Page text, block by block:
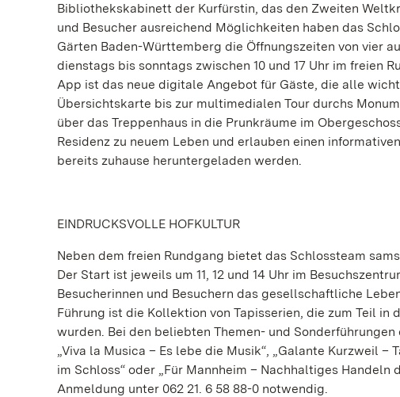
Bibliothekskabinett der Kurfürstin, das den Zweiten
und Besucher ausreichend Möglichkeiten haben das
Gärten Baden-Württemberg die Öffnungszeiten von vier
dienstags bis sonntags zwischen 10 und 17 Uhr im freien
App ist das neue digitale Angebot für Gäste, die alle
Übersichtskarte bis zur multimedialen Tour durchs
über das Treppenhaus in die Prunkräume im
Residenz zu neuem Leben und erlauben einen
bereits zuhause heruntergeladen werden.
EINDRUCKSVOLLE HOFKULTUR
Neben dem freien Rundgang bietet das Schlossteam
Der Start ist jeweils um 11, 12 und 14 Uhr im
Besucherinnen und Besuchern das gesellschaftliche
Führung ist die Kollektion von Tapisserien, die zum Teil
wurden. Bei den beliebten Themen- und
„Viva la Musica – Es lebe die Musik“, „Galante Kurzweil –
im Schloss“ oder „Für Mannheim – Nachhaltiges
Anmeldung unter 062 21. 6 58 88-0 notwendig.